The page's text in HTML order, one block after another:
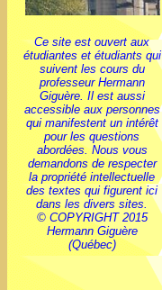
Ce site est ouvert aux
étudiantes et étudiants qui
suivent les cours du
professeur Hermann
Giguère. Il est aussi
accessible aux personnes
qui manifestent un intérêt
pour les questions
abordées. Nous vous
demandons de respecter
la propriété intellectuelle
des textes qui figurent ici
dans les divers sites.
© COPYRIGHT 2015
Hermann Giguère
(Québec)